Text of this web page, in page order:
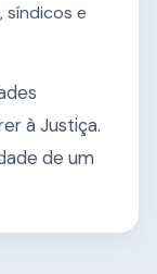
síndicos e
à Justiça.
de um